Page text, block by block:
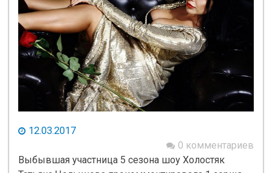
12.03.2017
0 комментариев
Выбывшая участница 5 сезона шоу Холостяк